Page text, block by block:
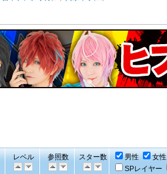
レベル 参照数 スター数 男性
女性
SPレイヤー